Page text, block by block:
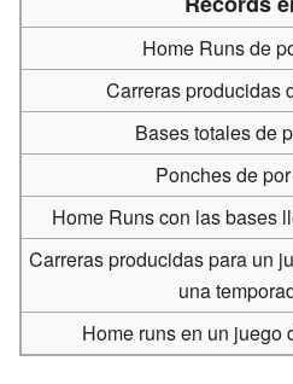
Home Runs de
Carreras producidas
Bases totales de
Ponches de
Home Runs con las bases
Carreras producidas para un
una
Home runs en un juego